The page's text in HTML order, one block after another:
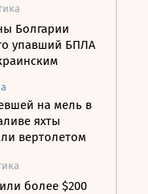
Болгарии
упавший БПЛА
на мель в
яхты
вертолетом
более $200